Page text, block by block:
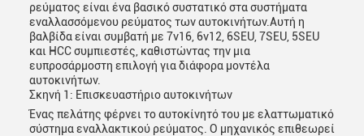
ρεύματος είναι ένα βασικό συστατικό στα συστήματα
εναλλασσόμενου ρεύματος των αυτοκινήτων.Αυτή η
βαλβίδα είναι συμβατή με 7v16, 6v12, 6SEU, 7SEU, 5SEU
και HCC συμπιεστές, καθιστώντας την μια
ευπροσάρμοστη επιλογή για διάφορα μοντέλα
αυτοκινήτων.
Σκηνή 1: Επισκευαστήριο αυτοκινήτων
Ένας πελάτης φέρνει το αυτοκίνητό του με ελαττωματικό
σύστημα εναλλακτικού ρεύματος. Ο μηχανικός επιθεωρεί